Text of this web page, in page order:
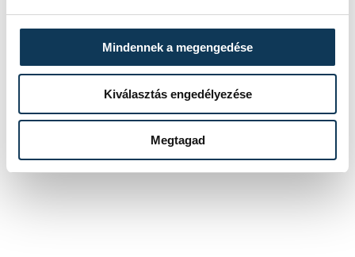
Mindennek a megengedése
Kiválasztás engedélyezése
Megtagad
Szemán János
SZERZŐ
vehir.hu